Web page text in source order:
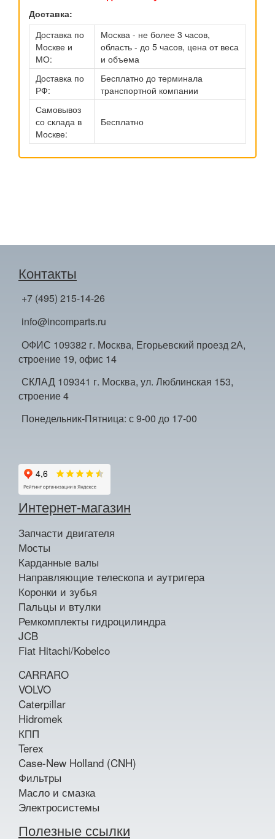
Доставка:
Доставка по
Москве и
МО:
Москва - не более 3 часов,
область - до 5 часов, цена от веса
и объема
Доставка по
РФ:
Бесплатно до терминала
транспортной компании
Самовывоз
со склада в
Москве:
Бесплатно
Контакты
+7 (495) 215-14-26
info@incomparts.ru
ОФИС 109382 г. Москва, Егорьевский проезд 2А,
строение 19, офис 14
СКЛАД 109341 г. Москва, ул. Люблинская 153,
строение 4
Понедельник-Пятница: с 9-00 до 17-00
Интернет-магазин
Запчасти двигателя
Мосты
Карданные валы
Направляющие телескопа и аутригера
Коронки и зубья
Пальцы и втулки
Ремкомплекты гидроцилиндра
JCB
Fiat Hitachi/Kobelco
CARRARO
VOLVO
Caterpillar
Hidromek
КПП
Terex
Case-New Holland (CNH)
Фильтры
Масло и смазка
Электросистемы
Полезные ссылки